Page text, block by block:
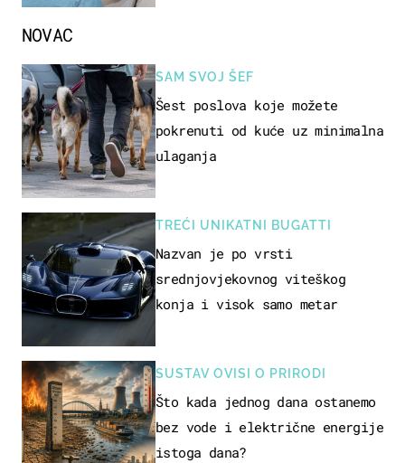
NOVAC
SAM SVOJ ŠEF
Šest poslova koje možete
pokrenuti od kuće uz minimalna
ulaganja
TREĆI UNIKATNI BUGATTI
Nazvan je po vrsti
srednjovjekovnog viteškog
konja i visok samo metar
SUSTAV OVISI O PRIRODI
Što kada jednog dana ostanemo
bez vode i električne energije
istoga dana?